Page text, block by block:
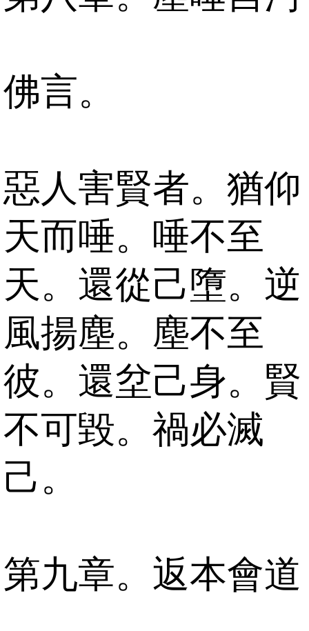
佛言。
惡人害賢者。猶仰
天而唾。唾不至
天。還從己墮。逆
風揚塵。塵不至
彼。還坌己身。賢
不可毀。禍必滅
己。
第九章。返本會道